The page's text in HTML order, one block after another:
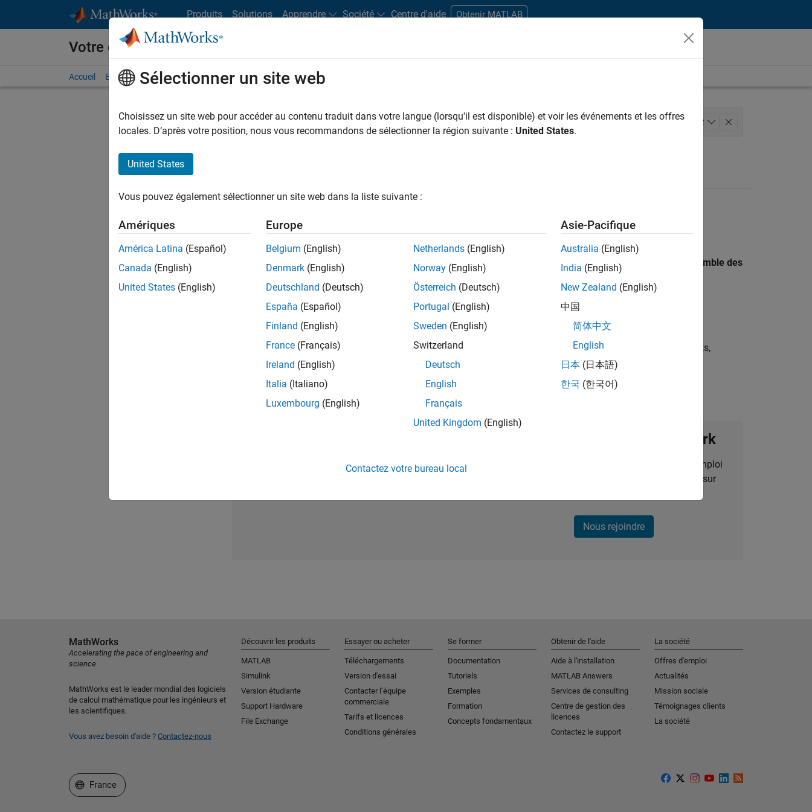
Produits Solutions Apprendre Société Centre d'aide Obtenir MATLAB
Votre carrière chez MathWorks
Accueil Explorer nos opportunités Adresses de nos bureaux Étudiants et carrières
FILTRER PAR Globalisation Ingénierie de la qualité Ingénierie des versions Ingénierie des processus logiciels 2
Les descriptions de poste n’ont pas toutes été traduites. Effectuez une recherche par lieu pour trouver l’ensemble des
opportunités de votre région.
Senior Software Quality Engineer
Senior Software Quality Engineer
FR-Meudon| Ingénierie de la qualité | Expérimenté(e)
Leverage your C/C++ development skills to design and develop test strategies, scalable test frameworks,
automated test suites, Hands-on testing for Polyspace.
Rejoignez notre Talent Network
Recevez des alertes pour des opportunités d'emploi
personnalisées, des articles et des actualités sur
Nous rejoindre
Sélectionner un site web
Choisissez un site web pour accéder au contenu traduit dans votre langue (lorsqu'il est disponible) et voir les événements et les offres
locales. D’après votre position, nous vous recommandons de sélectionner la région suivante : United States.
United States
Vous pouvez également sélectionner un site web dans la liste suivante :
Amériques
América Latina (Español)
Canada (English)
United States (English)
Europe
Belgium (English)
Denmark (English)
Deutschland (Deutsch)
España (Español)
Finland (English)
France (Français)
Ireland (English)
Italia (Italiano)
Luxembourg (English)
Netherlands (English)
Norway (English)
Österreich (Deutsch)
Portugal (English)
Sweden (English)
Switzerland
Deutsch
English
Français
United Kingdom (English)
Asie-Pacifique
Australia (English)
India (English)
New Zealand (English)
中国
简体中文
English
日本 (日本語)
한국 (한국어)
Contactez votre bureau local
MathWorks
Accelerating the pace of engineering and
science
MathWorks est le leader mondial des logiciels
de calcul mathématique pour les ingénieurs et
les scientifiques.
Vous avez besoin d'aide ? Contactez-nous
Découvrir les produits
MATLAB
Simulink
Version étudiante
Support Hardware
File Exchange
Essayer ou acheter
Téléchargements
Version d'essai
Contacter l’équipe
commerciale
Tarifs et licences
Conditions générales
Se former
Documentation
Tutoriels
Exemples
Formation
Concepts fondamentaux
Obtenir de l'aide
Aide à l'installation
MATLAB Answers
Services de consulting
Centre de gestion des
licences
Contactez le support
La société
Offres d'emploi
Actualités
Mission sociale
Témoignages clients
La société
Sélectionner un site web
France